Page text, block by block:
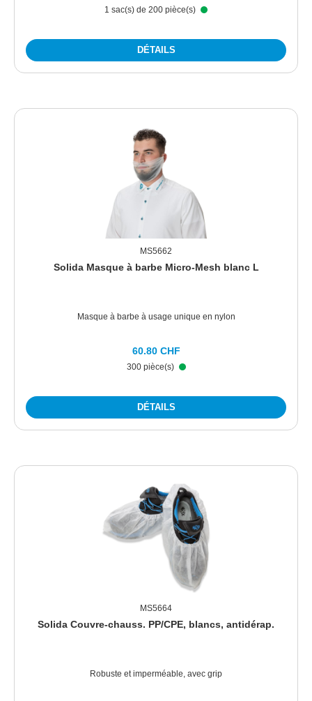
1 sac(s) de 200 pièce(s)
DÉTAILS
MS5662
Solida Masque à barbe Micro-Mesh blanc L
Masque à barbe à usage unique en nylon
300 pièce(s)
60.80 CHF
DÉTAILS
MS5664
Solida Couvre-chauss. PP/CPE, blancs, antidérap.
Robuste et imperméable, avec grip